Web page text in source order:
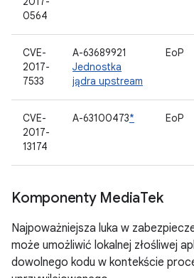
0564
CVE-
2017-
7533
A-63689921
Jednostka
jądra upstream
EoP
CVE-
2017-
13174
A-63100473* EoP
Komponenty MediaTek
Najpoważniejsza luka w
może umożliwić lokalnej złośliwej
dowolnego kodu w kontekście